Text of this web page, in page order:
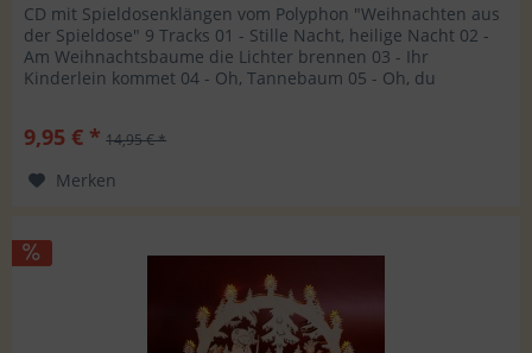
CD mit Spieldosenklängen vom Polyphon "Weihnachten aus
der Spieldose" 9 Tracks 01 - Stille Nacht, heilige Nacht 02 -
Am Weihnachtsbaume die Lichter brennen 03 - Ihr
Kinderlein kommet 04 - Oh, Tannebaum 05 - Oh, du
9,95 € * 14,95 € *
Merken